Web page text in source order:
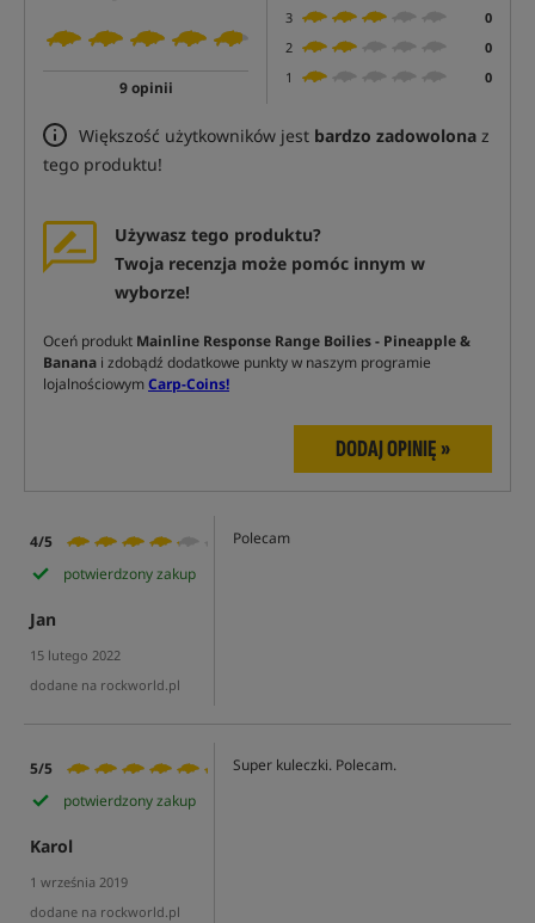
9 opinii
3
0
2
0
1
0
Większość użytkowników jest bardzo zadowolona z
tego produktu!
Używasz tego produktu?
Twoja recenzja może pomóc innym w
wyborze!
Oceń produkt Mainline Response Range Boilies - Pineapple &
Banana i zdobądź dodatkowe punkty w naszym programie
lojalnościowymCarp-Coins!
DODAJ OPINIĘ »
4/5
potwierdzony zakup
Jan
15 lutego 2022
dodane na rockworld.pl
Polecam
5/5
potwierdzony zakup
Karol
1 września 2019
dodane na rockworld.pl
Super kuleczki. Polecam.